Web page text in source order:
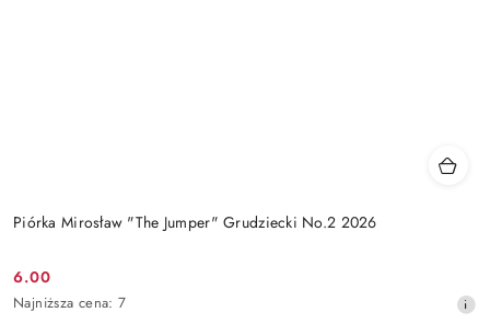
Piórka Mirosław "The Jumper" Grudziecki No.2 2026
Cena
promocyjna:
6.00
Najniższa
Najniższa cena: 7